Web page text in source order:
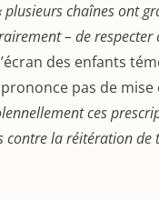
plusieurs chaînes ont
– de respecter
des enfants
prononce pas de
ces
contre la réitération de